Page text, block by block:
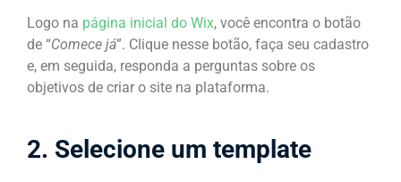
Logo na página inicial do Wix, você encontra o botão
de “Comece já”. Clique nesse botão, faça seu cadastro
e, em seguida, responda a perguntas sobre os
objetivos de criar o site na plataforma.
2. Selecione um template